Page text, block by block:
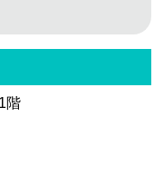
階